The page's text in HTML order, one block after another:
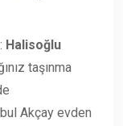
Halisoğlu
taşınma
Akçay evden